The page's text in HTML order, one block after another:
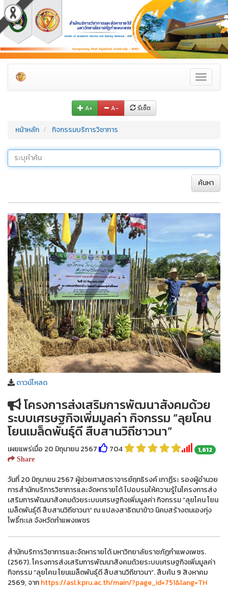
Toggle
A+ A– รีเซ็ต
หน้าหลัก กิจกรรมบริการวิชาการ
ค้นหา
ดาวน์โหลด
โครงการส่งเสริมการพัฒนาสังคมด้วย
ระบบเศรษฐกิจเพิ่มมูลค่า กิจกรรม “ลุยโคน
โยนเมล็ดพันธุ์ดี สืบสานวิถีชาวนา”
เผยแพร่เมื่อ 20 มิถุนายน 2567 704 1,612
Share
วันที่ 20 มิถุนายน 2567 ผู้ช่วยศาสตราจารย์ฤทธิรงค์ เกาฏีระ รองผู้อำนวย
การสำนักบริการวิชาการและจัดหารายได้ ไปอบรมให้ความรู้ในโครงการส่ง
เสริมการพัฒนาสังคมด้วยระบบเศรษฐกิจเพิ่มมูลค่า กิจกรรม “ลุยโคน โยน
เมล็ดพันธุ์ดี สืบสานวิถีชาวนา” ณ แปลงสาธิตนาข้าว นิคมสร้างตนเองทุ่ง
โพธิ์ทะเล จังหวัดกำแพงเพชร
สำนักบริการวิชาการและจัดหารายได้ มหาวิทยาลัยราชภัฏกำแพงเพชร.
(2567). โครงการส่งเสริมการพัฒนาสังคมด้วยระบบเศรษฐกิจเพิ่มมูลค่า
กิจกรรม “ลุยโคน โยนเมล็ดพันธุ์ดี สืบสานวิถีชาวนา”. สืบค้น 9 สิงหาคม
2569, จากhttps://asl.kpru.ac.th/main/?page_id=751&lang=TH